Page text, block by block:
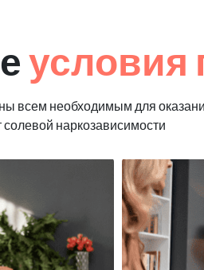
условия
всем необходимым для
солевой наркозависимости